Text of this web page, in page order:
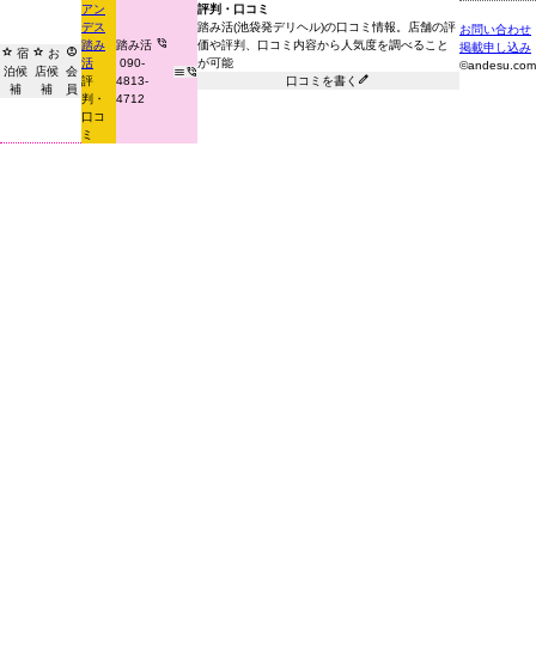
 宿
泊候
補

店候
補

会
員
アン
デス
踏み
活
評
判・
口コ
ミ
踏み活 
090-
4813-
4712

評判・口コミ
踏み活(池袋発デリヘル)の口コミ情報。店舗の評
価や評判、口コミ内容から人気度を調べること
が可能
口コミを書く 
お問い合わせ
掲載申し込み
©andesu.com